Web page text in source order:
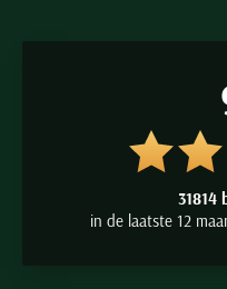
31814
in de laatste 12